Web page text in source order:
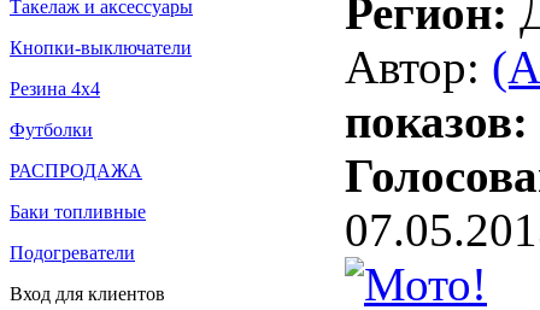
Такелаж и аксессуары
Кнопки-выключатели
Резина 4х4
Футболки
РАСПРОДАЖА
Баки топливные
Подогреватели
Вход для клиентов
Регион:
Автор:
показов: